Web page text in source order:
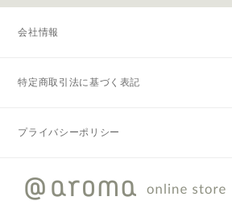
会社情報
特定商取引法に基づく表記
プライバシーポリシー